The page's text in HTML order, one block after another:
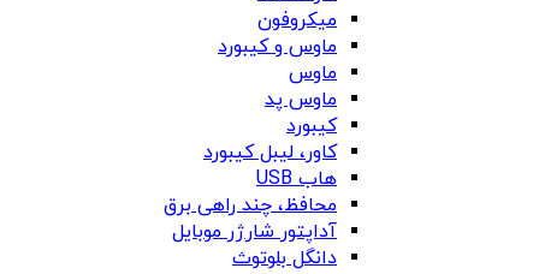
میکروفون
ماوس و کیبورد
ماوس
ماوس پد
کیبورد
کاور، لیبل کیبورد
هاب USB
محافظ، چند راهی برق
آداپتور شارژر موبایل
دانگل بلوتوث